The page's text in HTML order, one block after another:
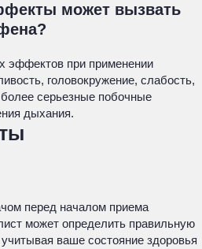
может вызвать
эффектов при применении
головокружение, слабость,
серьезные побочные
дыхания.
перед началом приема
может определить правильную
ваше состояние здоровья